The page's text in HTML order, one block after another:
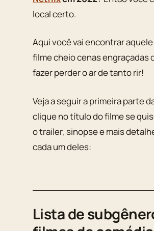
local certo.
Aqui você vai encontrar
filme cheio cenas engraçadas
fazer perder o ar de tanto rir!
Veja a seguir a primeira parte
clique no título do filme se
o trailer, sinopse e mais
cada um deles:
Lista de